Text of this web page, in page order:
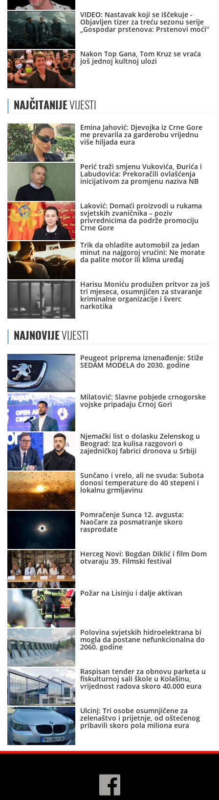
VIDEO: Nastavak koji se iščekuje -
Objavljen tizer za treću sezonu serije
„Gospodar prstenova: Prstenovi moći“
Nakon Top Gana, Tom Kruz se vraća
još jednoj kultnoj ulozi
NAJČITANIJEVIJESTI
Emina Jahović: Djevojka iz Crne Gore
me prevarila za garderobu vrijednu
više hiljada eura
Perić traži smjenu Vukovića, Đurića i
Labudovića: Prekoračili ovlašćenja
inicijativom za promjenu naziva NB
Laković: Domaći proizvodi u rukama
svjetskih zvaničnika – poziv
privrednicima da podrže promociju
Crne Gore
Trik da ohladite automobil za jedan
minut na najgoroj vrućini: Ne morate
da palite motor ili klima uređaj
Harisu Moniću produžen pritvor za još
tri mjeseca, osumnjičen za stvaranje
kriminalne organizacije i šverc
narkotika
NAJNOVIJEVIJESTI
Peugeot priprema iznenađenje: Stiže
SEDAM MODELA do 2030. godine
Milatović: Slavne pobjede crnogorske
vojske pripadaju Crnoj Gori
Njemački list o dolasku Zelenskog u
Beograd: Iza kulisa razgovori o
zajedničkoj fabrici dronova u Srbiji
Sunčano i vrelo, ali ne svuda: Subota
donosi temperature do 40 stepeni i
lokalnu grmljavinu
Pomračenje Sunca 12. avgusta:
Naočare za posmatranje skoro
rasprodate
Herceg Novi: Bogdan Diklić i film Dom
otvaraju 39. Filmski festival
Požar na Lisinju i dalje aktivan
Polovina svjetskih hidroelektrana bi
mogla da postane nefunkcionalna do
2060. godine
Raspisan tender za obnovu parketa u
fiskulturnoj sali škole u Kolašinu,
vrijednost radova skoro 40.000 eura
Ulcinj: Tri osobe osumnjičene za
zelenaštvo i prijetnje, od oštećenog
pribavili skoro pola miliona eura